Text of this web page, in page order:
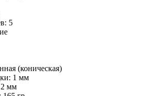
5
(коническая)
1 мм
мм